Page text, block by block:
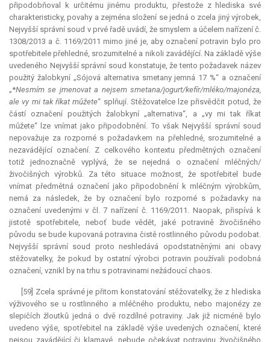
připodobňoval k určitému jinému produktu, přestože z hlediska své
charakteristicky, povahy a zejména složení se jedná o zcela jiný výrobek,
Nejvyšší správní soud v prvé řadě uvádí, že smyslem a účelem nařízení č.
1308/2013 a č. 1169/2011 mimo jiné je, aby označení potravin bylo pro
spotřebitele přehledné, srozumitelné a nikoli zavádějící. Na základě výše
uvedeného Nejvyšší správní soud konstatuje, že tento požadavek název
použitý žalobkyní „Sójová alternativa smetany jemná 17 %“ a označení
„*Nesmím se jmenovat a nejsem smetana/jogurt/kefír/mléko/majonéza,
ale vy mi tak říkat můžete“ splňují. Stěžovatelce lze přisvědčit potud, že
částí označení použitých žalobkyní „alternativa“, a „vy mi tak říkat
můžete“ lze vnímat jako připodobnění. To však Nejvyšší správní soud
nepovažuje za rozporné s požadavkem na přehledné, srozumitelné a
nezavádějící označení. Z celkového kontextu předmětných označení
totiž jednoznačně vyplývá, že se nejedná o označení mléčných/
živočišných výrobků. Za této situace možnost, že spotřebitel bude
vnímat předmětná označení jako připodobnění k mléčným výrobkům,
nemá za následek, že by označení bylo rozporné s požadavky na
označení uvedenými v čl. 7 nařízení č. 1169/2011. Naopak, přispívá k
jistotě spotřebitele, neboť bude vědět, jaké potravině živočišného
původu se bude kupovaná potravina čistě rostlinného původu podobat.
Nejvyšší správní soud proto neshledává opodstatněnými ani obavy
stěžovatelky, že pokud by ostatní výrobci potravin používali podobná
označení, vznikl by na trhu s potravinami nežádoucí chaos.
[59] Zcela správné je přitom konstatování stěžovatelky, že z hlediska
výživového se u rostlinného a mléčného produktu, nebo majonézy ze
slepičích žloutků jedná o dvě rozdílné potraviny. Jak již nicméně bylo
uvedeno výše, spotřebitel na základě výše uvedených označení, které
nejsou zavádějící či klamavé, nebude očekávat potravinu živočišného